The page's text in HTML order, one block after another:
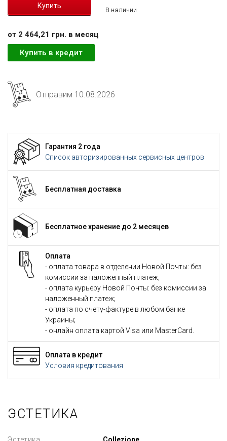
В наличии
от 2 464,21 грн. в месяц
Купить в кредит
Отправим 10.08.2026
Гарантия 2 года
Список авторизированных сервисных центров
Бесплатная доставка
Бесплатное хранение до 2 месяцев
Оплата
- оплата товара в отделении Новой Почты: без
комиссии за наложенный платеж;
- оплата курьеру Новой Почты: без комиссии за
наложенный платеж;
- оплата по счету-фактуре в любом банке
Украины;
- онлайн оплата картой Visa или MasterCard.
Оплата в кредит
Условия кредитования
ЭСТЕТИКА